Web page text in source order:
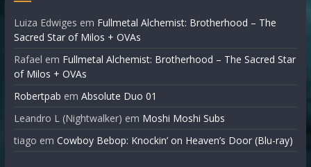
Luiza Edwiges em Fullmetal Alchemist: Brotherhood – The
Sacred Star of Milos + OVAs
Rafael em Fullmetal Alchemist: Brotherhood – The Sacred Star
of Milos + OVAs
Robertpab em Absolute Duo 01
Leandro L (Nightwalker) em Moshi Moshi Subs
tiago em Cowboy Bebop: Knockin’ on Heaven’s Door (Blu-ray)